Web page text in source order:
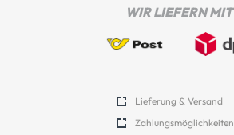
WIR LIEFERN MIT
Lieferung & Versand
Zahlungsmöglichkeiten